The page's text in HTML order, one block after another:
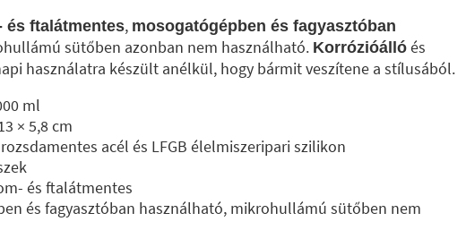
és ftalátmentes, mosogatógépben és fagyasztóban
sütőben azonban nem használható. Korrózióálló és
használatra készült anélkül, hogy bármit veszítene a stílusából.
ml
× 5,8 cm
acél és LFGB élelmiszeripari szilikon
és ftalátmentes
és fagyasztóban használható, mikrohullámú sütőben nem